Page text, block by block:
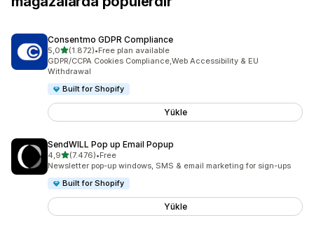
Consentmo GDPR Compliance
5,05 yıldız üzerinden
(1.872)
toplam 1872 değerlendirme
•Free plan available
GDPR/CCPA Cookies Compliance,Web Accessibility & EU
Withdrawal
Built for Shopify
Yükle
SendWILL Pop up Email Popup
4,95 yıldız üzerinden
(7.476)
toplam 7476 değerlendirme
•Free
Newsletter pop-up windows, SMS & email marketing for sign-ups
Built for Shopify
Yükle